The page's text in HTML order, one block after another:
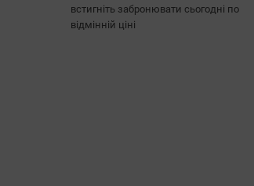
встигніть забронювати сьогодні по
відмінній ціні